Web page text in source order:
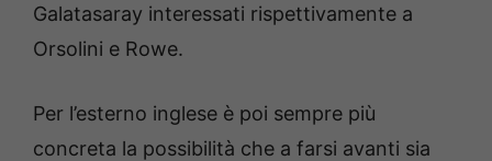
Galatasaray interessati rispettivamente a
Orsolini e Rowe.
Per l’esterno inglese è poi sempre più
concreta la possibilità che a farsi avanti sia